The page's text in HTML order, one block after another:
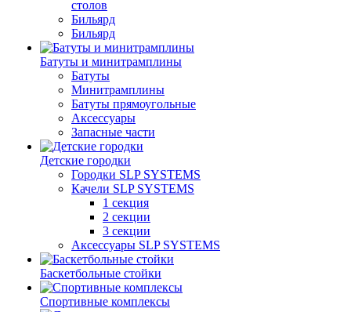
столов
Бильяpд
Бильяpд
Батуты и минитрамплины
Батуты
Минитрамплины
Батуты прямоугольные
Аксессуары
Запасные части
Детские городки
Городки SLP SYSTEMS
Качели SLP SYSTEMS
1 секция
2 секции
3 секции
Аксессуары SLP SYSTEMS
Баскетбольные стойки
Спортивные комплексы